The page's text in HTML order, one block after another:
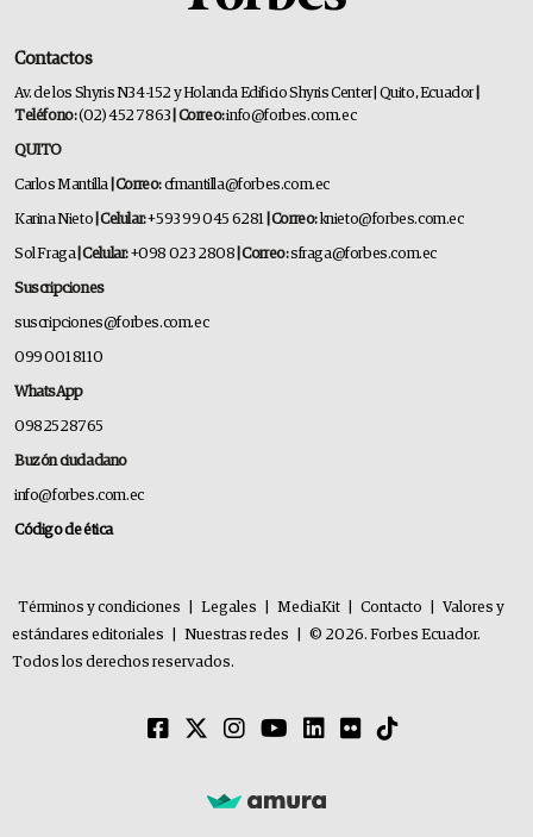
Contactos
Av. de los Shyris N34-152 y Holanda Edificio Shyris Center | Quito, Ecuador
Teléfono:(02) 452 7863 | Correo:info@forbes.com.ec
QUITO
Carlos Mantilla | Correo:cfmantilla@forbes.com.ec
Karina Nieto | Celular:+593 99 045 6281 | Correo:knieto@forbes.com.ec
Sol Fraga| Celular:+098 023 2808 | Correo:sfraga@forbes.com.ec
Suscripciones
suscripciones@forbes.com.ec
099 001 8110
WhatsApp
0982528765
Buzón ciudadano
info@forbes.com.ec
Código de ética
Términos y condiciones Legales MediaKit Contacto
Valores y
estándares editoriales
Nuestras redes
© 2026. Forbes Ecuador.
Todos los derechos reservados.